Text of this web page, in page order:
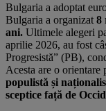
Bulgaria a adoptat
Bulgaria a organizat 8
ani. Ultimele alegeri
aprilie 2026, au fost
Progresistă” (PB),
Acesta are o orientare
populistă și
sceptice față de